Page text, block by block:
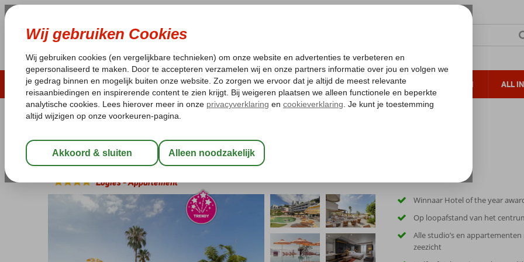
ZOMER 2026 LAST MINUTES WINTERZON ZONVAKANTIES VERRE REIZEN ALL
Laagsteprijsgarantie* Geen fueltoeslag Gratis annuleren*
Home
Portugal Madeira Funchal Hotel Next by Savoy
Hotel Next by Savoy
Logies-Appartement
Winnaar Hotel of the year
Op loopafstand van het
Alle studio’s en
zeezicht